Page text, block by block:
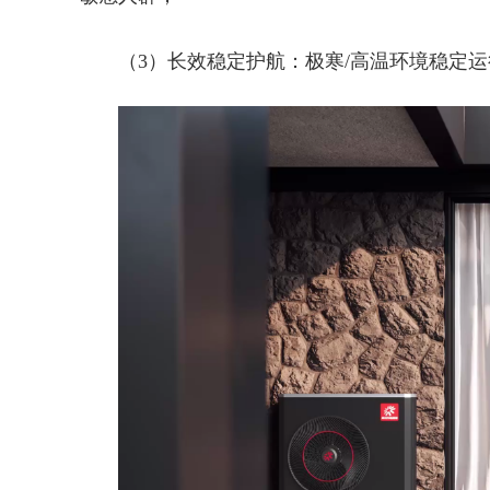
（3）长效稳定护航：极寒/高温环境稳定